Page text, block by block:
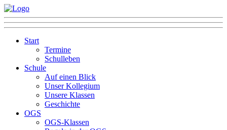
Start
Termine
Schulleben
Schule
Auf einen Blick
Unser Kollegium
Unsere Klassen
Geschichte
OGS
OGS-Klassen